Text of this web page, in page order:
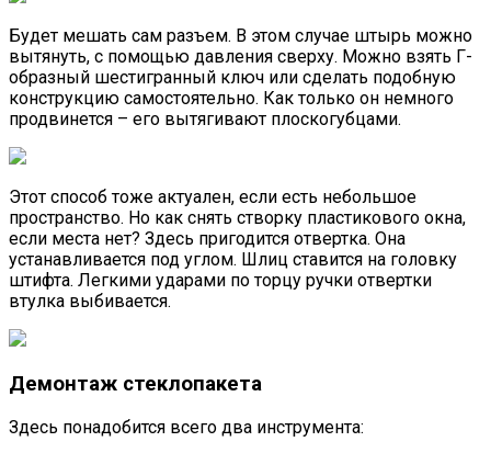
Будет мешать сам разъем. В этом случае штырь можно
вытянуть, с помощью давления сверху. Можно взять Г-
образный шестигранный ключ или сделать подобную
конструкцию самостоятельно. Как только он немного
продвинется – его вытягивают плоскогубцами.
Этот способ тоже актуален, если есть небольшое
пространство. Но как снять створку пластикового окна,
если места нет? Здесь пригодится отвертка. Она
устанавливается под углом. Шлиц ставится на головку
штифта. Легкими ударами по торцу ручки отвертки
втулка выбивается.
Демонтаж стеклопакета
Здесь понадобится всего два инструмента: